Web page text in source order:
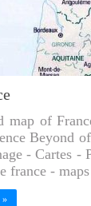
map of
Beyond
- Cartes -
france -
»